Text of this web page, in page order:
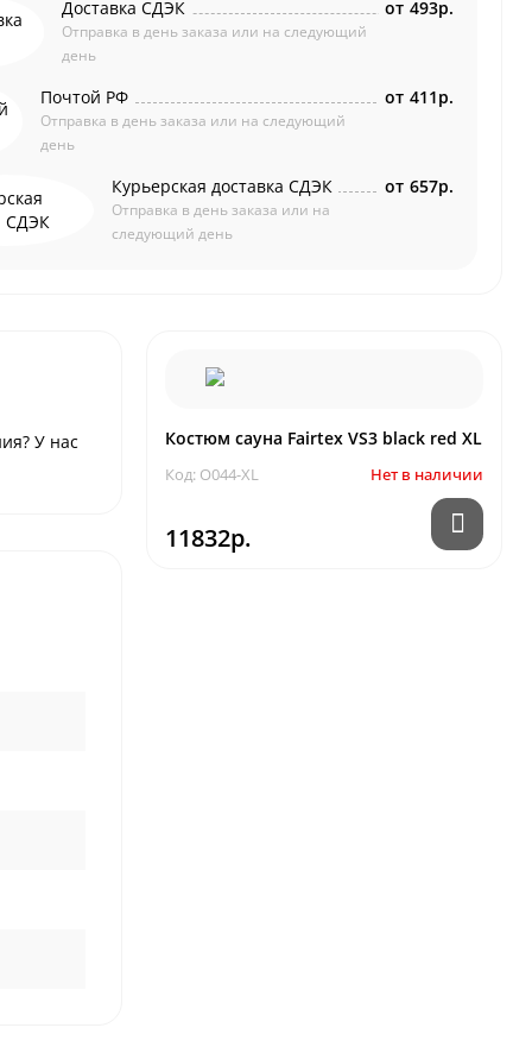
Доставка СДЭК
Отправка в день заказа или на следующий
день
от 493р.
Почтой РФ
Отправка в день заказа или на следующий
день
от 411р.
Курьерская доставка СДЭК
Отправка в день заказа или на
следующий день
от 657р.
У нас Костюм сауна Fairtex VS3 black red XL
Код: O044-XL Нет в наличии
11832р.